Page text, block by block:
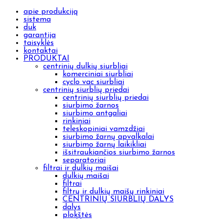
apie produkciją
sistema
duk
garantija
taisyklės
kontaktai
PRODUKTAI
centrinių dulkių siurbliai
komerciniai siurbliai
cyclo vac siurbliai
centrinių siurblių priedai
centrinių siurblių priedai
siurbimo žarnos
siurbimo antgaliai
rinkiniai
teleskopiniai vamzdžiai
siurbimo žarnų apvalkalai
siurbimo žarnų laikikliai
išsitraukiančios siurbimo žarnos
separatoriai
filtrai ir dulkių maišai
dulkių maišai
filtrai
filtrų ir dulkių maišų rinkiniai
CENTRINIŲ SIURBLIŲ DALYS
dalys
plokštės